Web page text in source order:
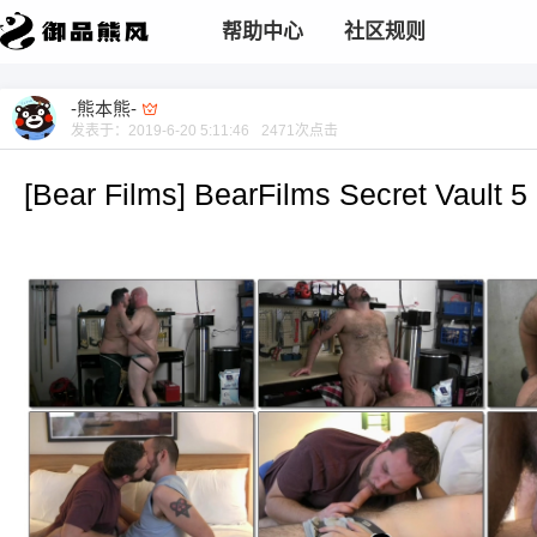
帮助中心 社区规则
-熊本熊-
发表于： 2019-6-20 5:11:46 2471次点击
[Bear Films] BearFilms Secret Vault 5